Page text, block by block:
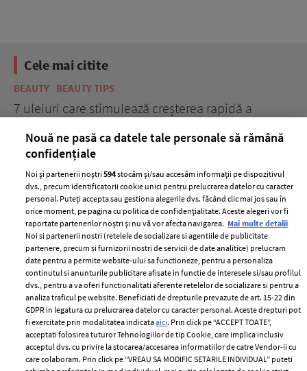
Cele mai citite
BEAUTY BEAUTY TIPS
7 uleiuri care stimulează creșterea rapidă a
ELLE Style Awards
2024
Despre ELLE
Romania
Contact
Abonamente
Termeni si conditii
Politica de
confidențialitate
Politica de cookies
Publicitate
Nouă ne pasă ca datele tale personale să rămână
confidențiale
Noi și partenerii noștri594stocăm și/sau accesăm informații pe dispozitivul
dvs., precum identificatorii cookie unici pentru prelucrarea datelor cu caracter
personal. Puteți accepta sau gestiona alegerile dvs. făcând clic mai jos sau în
orice moment, pe pagina cu politica de confidențialitate. Aceste alegeri vor fi
raportate partenerilor noștri și nu vă vor afecta navigarea. Mai multe detalii
Noi si partenerii nostri (retelele de socializare si agentiile de publicitate
partenere, precum si furnizorii nostri de servicii de date analitice) prelucram
date pentru a permite website-ului sa functioneze, pentru a personaliza
continutul si anunturile publicitare afisate in functie de interesele si/sau profilul
dvs., pentru a va oferi functionalitati aferente retelelor de socializare si pentru a
analiza traficul pe website. Beneficiati de drepturile prevazute de art. 15-22 din
GDPR in legatura cu prelucrarea datelor cu caracter personal. Aceste drepturi pot
fi exercitate prin modalitatea indicataaici. Prin click pe “ACCEPT TOATE”,
acceptati folosirea tuturor Tehnologiilor de tip Cookie, care implica inclusiv
acceptul dvs. cu privire la stocarea/accesarea informatiilor de catre Vendor-ii cu
care colaboram. Prin click pe “VREAU SA MODIFIC SETARILE INDIVIDUAL” puteti